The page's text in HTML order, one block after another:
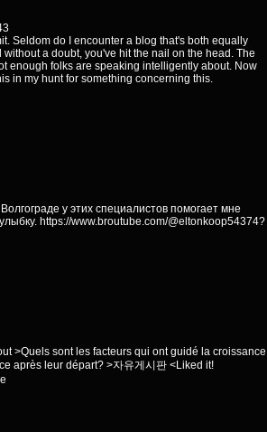
Seldom do I encounter a blog that's both equally
a doubt, you've hit the nail on the head. The
enough folks are speaking intelligently about. Now
in my hunt for something concerning this.
у этих специалистов помогает мне
https://www.broutube.com/@eltonkoop54374?
>Quels sont les facteurs qui ont guidé la croissance
après leur départ? >자유게시판 <Liked it!